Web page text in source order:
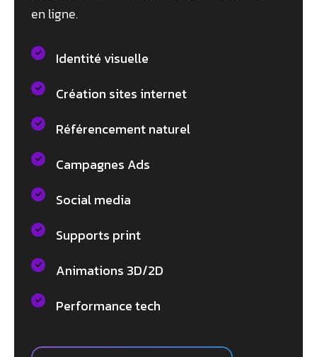
en ligne.
Identité visuelle
Création sites internet
Référencement naturel
Campagnes Ads
Social media
Supports print
Animations 3D/2D
Performance tech